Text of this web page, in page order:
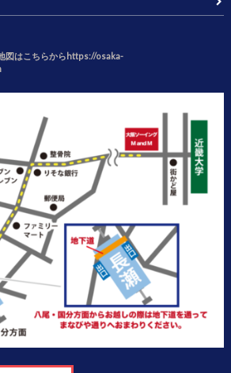
図はこちらからhttps://osaka-